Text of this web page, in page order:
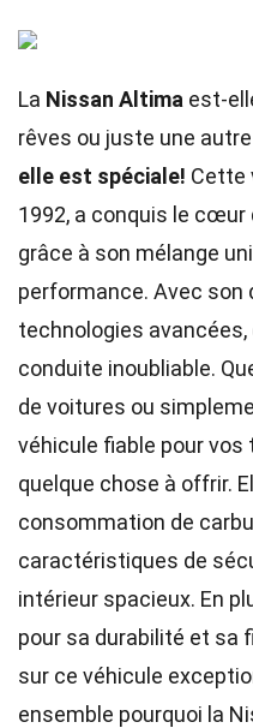
La Nissan Altima est-
rêves ou juste une
elle est spéciale! Cette
1992, a conquis le
grâce à son mélange
performance. Avec son
technologies
conduite inoubliable.
de voitures ou
véhicule fiable pour
quelque chose à offrir.
consommation de
caractéristiques de
intérieur spacieux. En
pour sa durabilité et sa
sur ce véhicule
ensemble pourquoi la